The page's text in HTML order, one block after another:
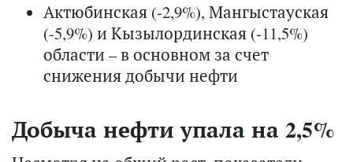
Актюбинская (-2,9%), Мангыстауская
(-5,9%) и Кызылординская (-11,5%)
области – в основном за счет
снижения добычи нефти
Добыча нефти упала на 2,5%